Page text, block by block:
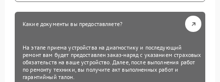
Какие документы вы предоставляете?
На этапе приема устройства на диагностику и последующий
ремонт вам будет предоставлен заказ-наряд с указанием страховых
обязательств на ваше устройство. Далее, после выполнения работ
по ремонту техники, вы получите акт выполненных работ и
гарантийный талон.